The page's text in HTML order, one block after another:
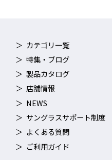
各種障がい者水泳大会において
TECH
SWANS最速モデル
当社製のノンクッションレー
カテゴリ一覧
特集・ブログ
製品カタログ
店舗情報
NEWS
サングラスサポート制度
よくある質問
ご利用ガイド